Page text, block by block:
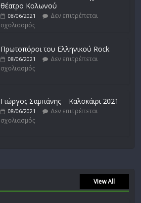
θέατρο Κολωνού
08/06/2021
Δεν επιτρέπεται
σχολιασμός
Πρωτοπόροι του Ελληνικού Rock
08/06/2021
Δεν επιτρέπεται
σχολιασμός
Γιώργος Σαμπάνης – Καλοκάιρι 2021
08/06/2021
Δεν επιτρέπεται
σχολιασμός
View All